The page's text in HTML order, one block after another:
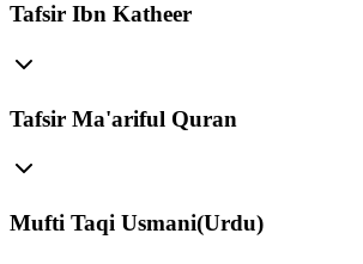
Tafsir Ibn Katheer
Tafsir Ma'ariful Quran
Mufti Taqi Usmani(Urdu)